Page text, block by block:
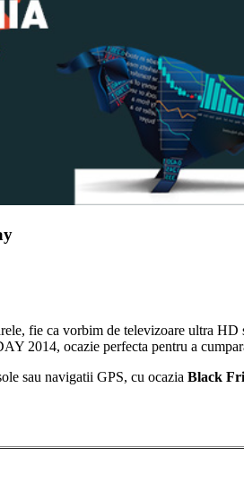
fie ca vorbim de televizoare ultra HD
2014, ocazie perfecta pentru a
sau navigatii GPS, cu ocazia Black